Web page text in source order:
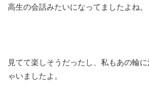
高生の会話みたいになってましたよね。
見てて楽しそうだったし、私もあの輪
ゃいましたよ。